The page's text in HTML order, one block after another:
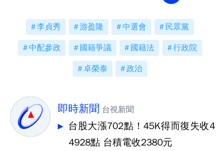
李貞秀 游盈隆 中選會 民眾黨
中配參政 國籍爭議 國籍法 行政院
卓榮泰 政治
即時新聞 台視新聞
台股大漲702點！45K得而復失收4
4928點 台積電收2380元